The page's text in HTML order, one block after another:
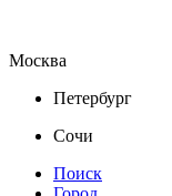
Москва
Петербург
Сочи
Поиск